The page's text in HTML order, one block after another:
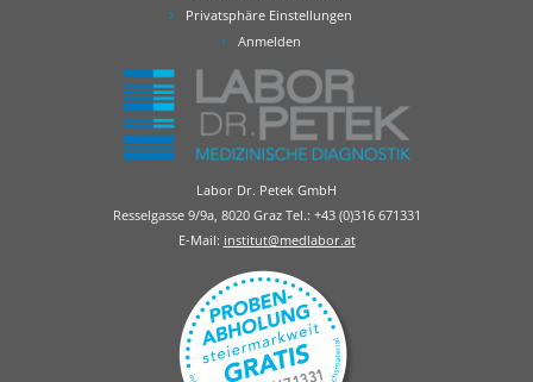
Privatsphäre Einstellungen
Anmelden
Labor Dr. Petek GmbH
Resselgasse 9/9a, 8020 Graz Tel.: +43 (0)316 671331
E-Mail: institut@medlabor.at